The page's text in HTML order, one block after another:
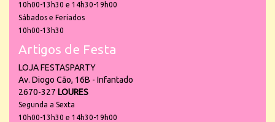
10h00-13h30 e 14h30-19h00
Sábados e Feriados
10h00-13h30
Artigos de Festa
LOJA FESTASPARTY
Av. Diogo Cão, 16B - Infantado
2670-327 LOURES
Segunda a Sexta
10h00-13h30 e 14h30-19h00